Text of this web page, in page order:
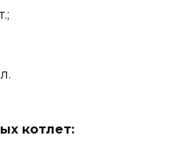
котлет: